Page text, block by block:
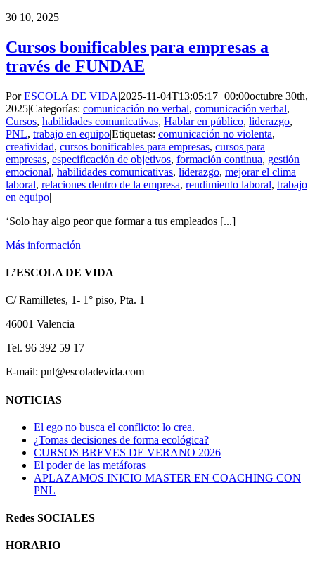
30 10, 2025
Cursos bonificables para empresas a
través de FUNDAE
PorESCOLA DE VIDA|2025-11-04T13:05:17+00:00octubre 30th,
2025|Categorías: comunicación no verbal, comunicación verbal,
Cursos, habilidades comunicativas, Hablar en público, liderazgo,
PNL, trabajo en equipo|Etiquetas: comunicación no violenta,
creatividad, cursos bonificables para empresas, cursos para
empresas, especificación de objetivos, formación continua, gestión
emocional, habilidades comunicativas, liderazgo, mejorar el clima
laboral, relaciones dentro de la empresa, rendimiento laboral, trabajo
en equipo|
‘Solo hay algo peor que formar a tus empleados [...]
Más información
L’ESCOLA DE VIDA
C/ Ramilletes, 1- 1° piso, Pta. 1
46001 Valencia
Tel. 96 392 59 17
E-mail: pnl@escoladevida.com
NOTICIAS
El ego no busca el conflicto: lo crea.
¿Tomas decisiones de forma ecológica?
CURSOS BREVES DE VERANO 2026
El poder de las metáforas
APLAZAMOS INICIO MASTER EN COACHING CON
PNL
Redes SOCIALES
HORARIO